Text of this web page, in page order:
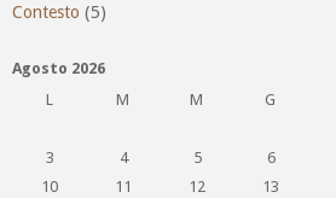
Contesto (5)
Agosto 2026
L
M M G
3
4 5 6
10
11 12 13